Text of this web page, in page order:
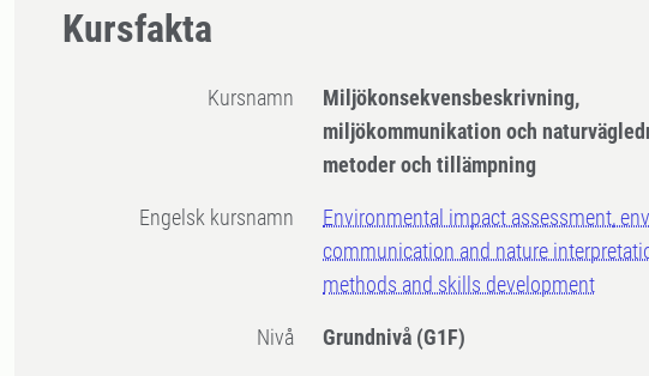
Kursfakta
Kursnamn
Miljökonsekvensbeskrivning,
miljökommunikation och
metoder och tillämpning
Engelsk kursnamn
Environmental impact assessment,
communication and nature
methods and skills development
Nivå Grundnivå (G1F)